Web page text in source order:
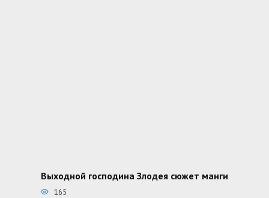
Выходной господина Злодея сюжет манги
165